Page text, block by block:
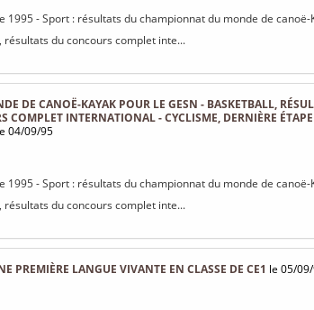
1995 - Sport : résultats du championnat du monde de canoë-
résultats du concours complet inte...
DE CANOË-KAYAK POUR LE GESN - BASKETBALL,
COMPLET INTERNATIONAL - CYCLISME, DERNIÈRE
04/09/95
1995 - Sport : résultats du championnat du monde de canoë-
résultats du concours complet inte...
PREMIÈRE LANGUE VIVANTE EN CLASSE DE CE1 le 05/